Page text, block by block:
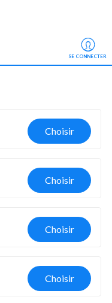
SE CONNECTER
Choisir
Choisir
Choisir
Choisir